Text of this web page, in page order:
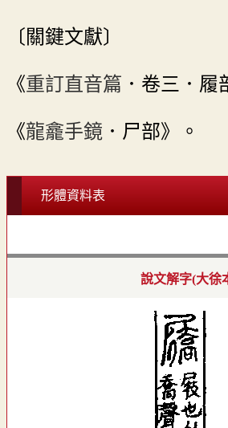
〔關鍵文獻〕
《重訂直音篇 ．卷三．履
《龍龕手鏡 ．尸部》。
形體資料表
說文解字(大徐